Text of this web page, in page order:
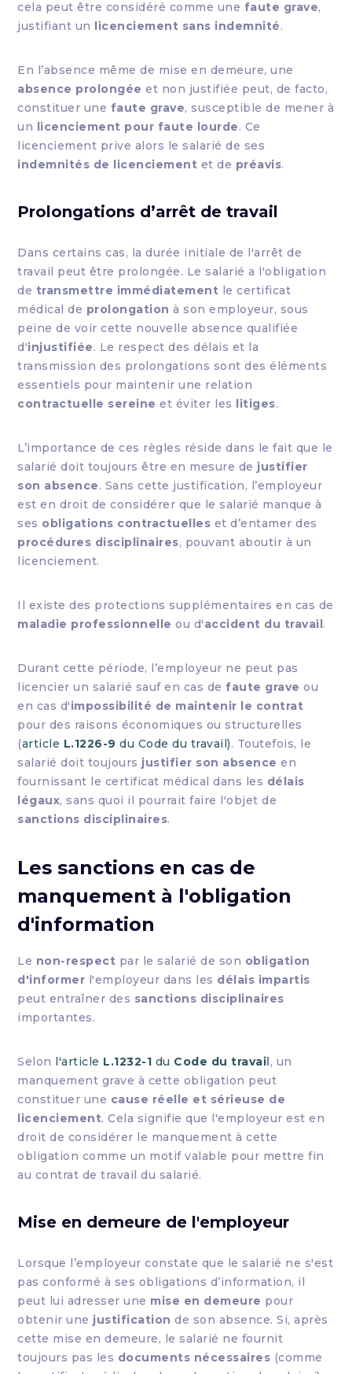
cela peut être considéré comme une faute grave,
justifiant un licenciement sans indemnité.
En l’absence même de mise en demeure, une
absence prolongée et non justifiée peut, de facto,
constituer une faute grave, susceptible de mener à
un licenciement pour faute lourde. Ce
licenciement prive alors le salarié de ses
indemnités de licenciement et de préavis.
Prolongations d’arrêt de travail
Dans certains cas, la durée initiale de l'arrêt de
travail peut être prolongée. Le salarié a l'obligation
de transmettre immédiatement le certificat
médical de prolongation à son employeur, sous
peine de voir cette nouvelle absence qualifiée
d'injustifiée. Le respect des délais et la
transmission des prolongations sont des éléments
essentiels pour maintenir une relation
contractuelle sereine et éviter les litiges.
L’importance de ces règles réside dans le fait que le
salarié doit toujours être en mesure de justifier
son absence. Sans cette justification, l’employeur
est en droit de considérer que le salarié manque à
ses obligations contractuelles et d’entamer des
procédures disciplinaires, pouvant aboutir à un
licenciement.
Il existe des protections supplémentaires en cas de
maladie professionnelle ou d'accident du travail.
Durant cette période, l’employeur ne peut pas
licencier un salarié sauf en cas de faute grave ou
en cas d'impossibilité de maintenir le contrat
pour des raisons économiques ou structurelles
(article L.1226-9 du Code du travail). Toutefois, le
salarié doit toujours justifier son absence en
fournissant le certificat médical dans les délais
légaux, sans quoi il pourrait faire l'objet de
sanctions disciplinaires.
Les sanctions en cas de
manquement à l'obligation
d'information
Le non-respect par le salarié de son obligation
d'informer l'employeur dans les délais impartis
peut entraîner des sanctions disciplinaires
importantes.
Selon l'article L.1232-1 du Code du travail, un
manquement grave à cette obligation peut
constituer une cause réelle et sérieuse de
licenciement. Cela signifie que l'employeur est en
droit de considérer le manquement à cette
obligation comme un motif valable pour mettre fin
au contrat de travail du salarié.
Mise en demeure de l'employeur
Lorsque l’employeur constate que le salarié ne s'est
pas conformé à ses obligations d’information, il
peut lui adresser une mise en demeure pour
obtenir une justification de son absence. Si, après
cette mise en demeure, le salarié ne fournit
toujours pas les documents nécessaires (comme